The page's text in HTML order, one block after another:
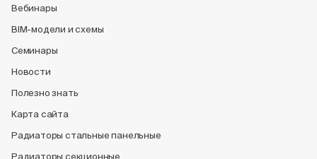
Вебинары
BIM-модели и схемы
Семинары
Новости
Полезно знать
Карта сайта
Радиаторы стальные панельные
Радиаторы секционные